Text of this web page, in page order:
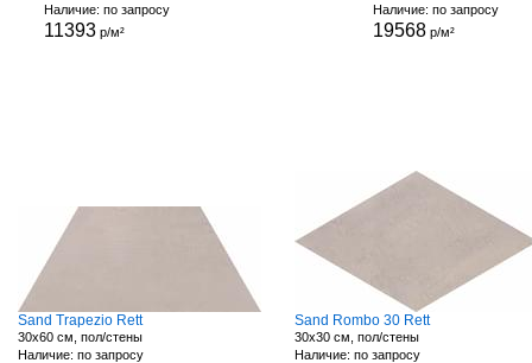
Наличие: по запросу
11393 р/м²
Наличие: по запросу
19568 р/м²
Sand Trapezio Rett
30x60 см, пол/стены
Наличие: по запросу
Sand Rombo 30 Rett
30x30 см, пол/стены
Наличие: по запросу